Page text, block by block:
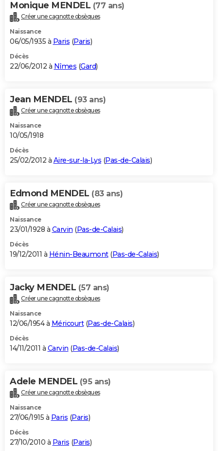
Monique MENDEL (77 ans)
Créer une cagnotte obsèques
Naissance
06/05/1935 à Paris (Paris)
Décès
22/06/2012 à Nîmes (Gard)
Jean MENDEL (93 ans)
Créer une cagnotte obsèques
Naissance
10/05/1918
Décès
25/02/2012 à Aire-sur-la-Lys (Pas-de-Calais)
Edmond MENDEL (83 ans)
Créer une cagnotte obsèques
Naissance
23/01/1928 à Carvin (Pas-de-Calais)
Décès
19/12/2011 à Hénin-Beaumont(Pas-de-Calais)
Jacky MENDEL (57 ans)
Créer une cagnotte obsèques
Naissance
12/06/1954 à Méricourt(Pas-de-Calais)
Décès
14/11/2011 à Carvin (Pas-de-Calais)
Adele MENDEL (95 ans)
Créer une cagnotte obsèques
Naissance
27/06/1915 à Paris (Paris)
Décès
27/10/2010 à Paris (Paris)